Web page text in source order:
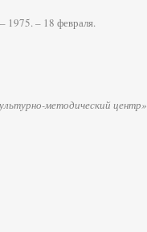
1975. – 18 февраля.
методический центр»